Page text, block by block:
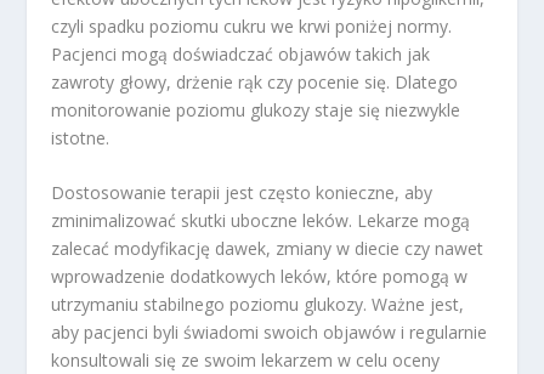
czyli spadku poziomu cukru we krwi poniżej normy.
Pacjenci mogą doświadczać objawów takich jak
zawroty głowy, drżenie rąk czy pocenie się. Dlatego
monitorowanie poziomu glukozy staje się niezwykle
istotne.
Dostosowanie terapii jest często konieczne, aby
zminimalizować skutki uboczne leków. Lekarze mogą
zalecać modyfikację dawek, zmiany w diecie czy nawet
wprowadzenie dodatkowych leków, które pomogą w
utrzymaniu stabilnego poziomu glukozy. Ważne jest,
aby pacjenci byli świadomi swoich objawów i regularnie
konsultowali się ze swoim lekarzem w celu oceny